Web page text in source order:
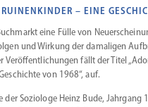
– EINE
eine Fülle von
und Wirkung der damaligen
Veröf­fent­li­chungen fällt der Titel
von 1968“, auf.
der Soziologe Heinz Bude,